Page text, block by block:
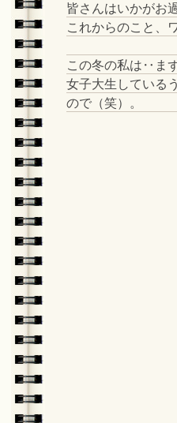
皆さんはいかがお
これからのこと、
この冬の私は‥ま
女子大生している
ので（笑）。